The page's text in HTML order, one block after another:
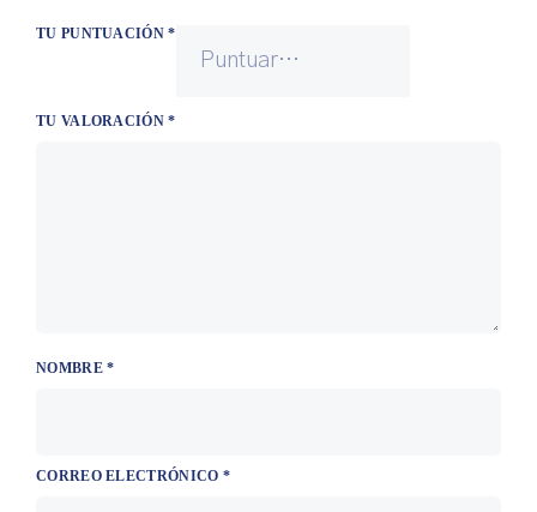
TU PUNTUACIÓN*
TU VALORACIÓN*
NOMBRE*
CORREO ELECTRÓNICO *